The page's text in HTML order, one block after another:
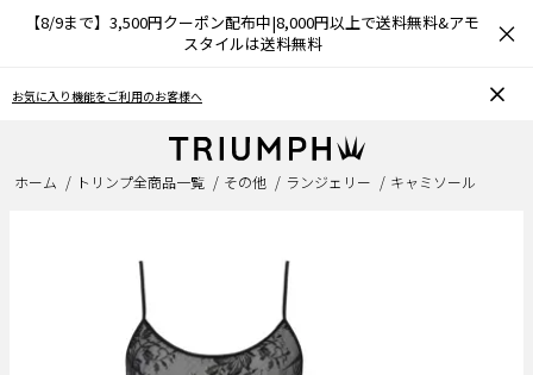
【8/9まで】3,500円クーポン配布中|8,000円以上で送料無料&アモ
スタイルは送料無料
×
お気に入り機能をご利用のお客様へ
ホーム トリンプ全商品一覧 その他 ランジェリー キャミソール